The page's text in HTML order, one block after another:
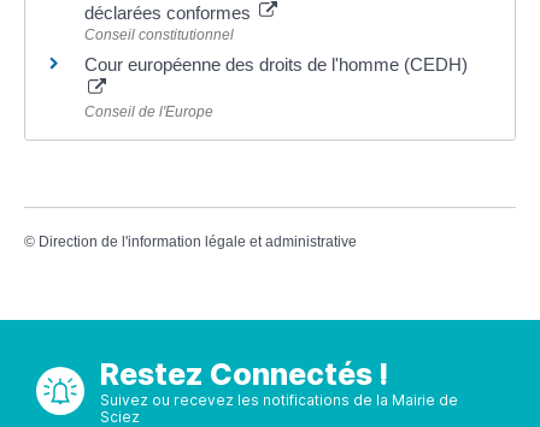
déclarées conformes
Conseil constitutionnel
Cour européenne des droits de l'homme (CEDH)
Conseil de l'Europe
© Direction de l'information légale et administrative
Restez Connectés !
Suivez ou recevez les notifications de la Mairie de
Sciez